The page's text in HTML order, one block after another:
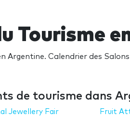
Tourisme
Argentine. Calendrier des
de tourisme dans
Jewellery Fair
Fruit